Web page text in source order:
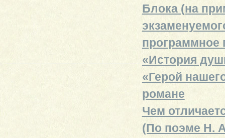
Блока (на
программное
«История
«Герой
романе
Чем
(По поэме Н.